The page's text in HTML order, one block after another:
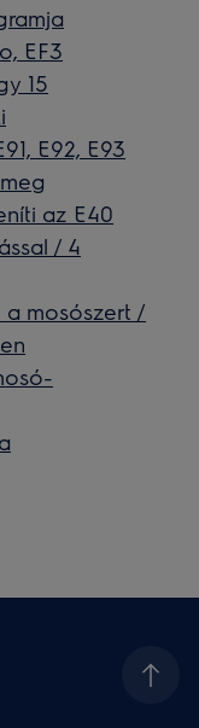
EF3
15
E92, E93
az E40
/ 4
mosószert /